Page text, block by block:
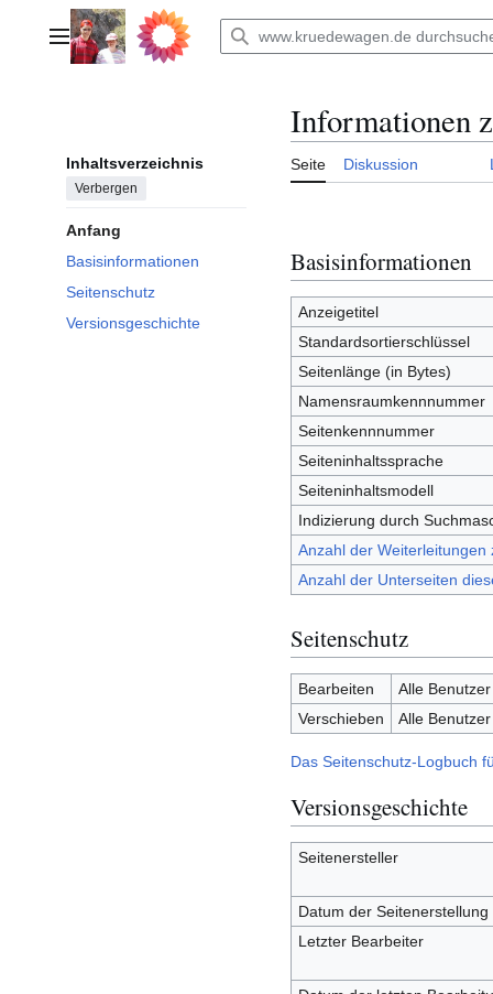
springenHauptmenü
Inhaltsverzeichnis
Verbergen
Anfang
Basisinformationen
Seitenschutz
Versionsgeschichte
Informationen
Seite Diskussion
Basisinformationen
Anzeigetitel
Standardsortierschlüssel
Seitenlänge (in Bytes)
Namensraumkennnummer
Seitenkennnummer
Seiteninhaltssprache
Seiteninhaltsmodell
Indizierung durch
Anzahl der Weiterleitungen
Anzahl der Unterseiten
Seitenschutz
Bearbeiten
Alle
Verschieben
Alle
Das Seitenschutz-Logbuch
Versionsgeschichte
Seitenersteller
Datum der Seitenerstellung
Letzter Bearbeiter